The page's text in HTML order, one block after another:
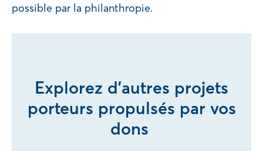
possible par la philanthropie.
Explorez d’autres projets
porteurs propulsés par vos
dons